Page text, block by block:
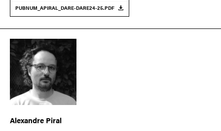
PUBNUM_APIRAL_DARE-DARE24-25.PDF
Alexandre Piral